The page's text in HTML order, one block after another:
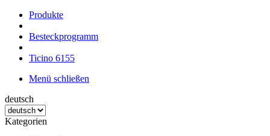
Produkte
Besteckprogramm
Ticino 6155
Menü schließen
deutsch
Kategorien